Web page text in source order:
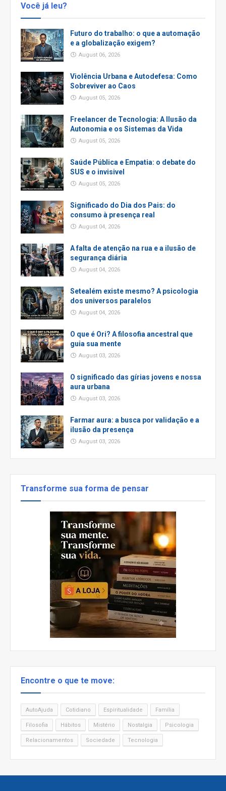
Você já leu?
Futuro do trabalho: o que a automação
e a globalização exigem?
August 06, 2026
Violência Urbana e Autodefesa: Como
Sobreviver ao Caos
August 05, 2026
Freelancer de Tecnologia: A Ilusão da
Autonomia e os Sistemas da Vida
August 05, 2026
Saúde Pública e Empatia: o debate do
SUS e o invisivel
August 05, 2026
Significado do Dia dos Pais: do
consumo à presença real
August 04, 2026
A falta de atenção na rua e a ilusão de
segurança diária
August 04, 2026
Setealém existe mesmo? A psicologia
dos universos paralelos
August 04, 2026
O que é Ori? A filosofia ancestral que
guia sua mente
August 03, 2026
O significado das gírias jovens e nossa
aura urbana
August 03, 2026
Farmar aura: a busca por validação e a
ilusão da presença
August 03, 2026
Transforme sua forma de pensar
Encontre o que te move:
AutoAjuda Cotidiano Espiritualidade Família
Filosofia Hábitos Mistério Nostalgia Psicologia
Relacionamentos Sociedade Tecnologia